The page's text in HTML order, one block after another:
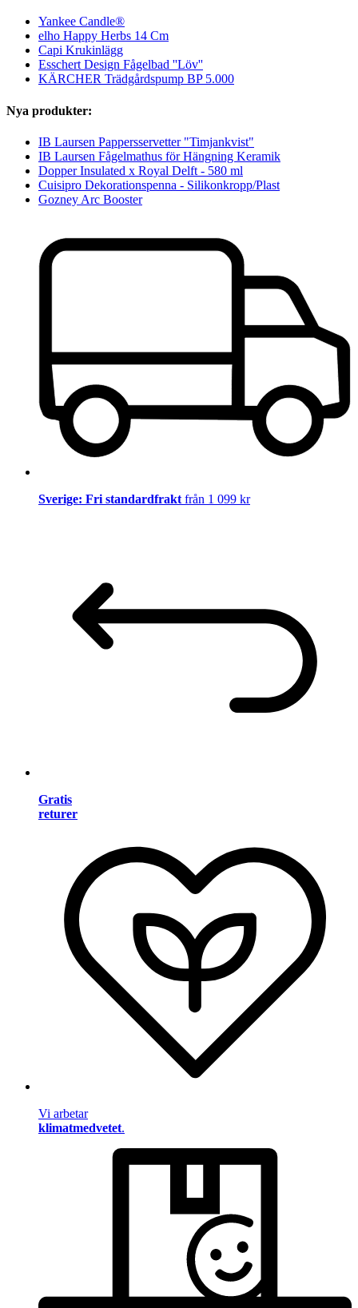
Yankee Candle®
elho Happy Herbs 14 Cm
Capi Krukinlägg
Esschert Design Fågelbad ''Löv''
KÄRCHER Trädgårdspump BP 5.000
Nya produkter:
IB Laursen Pappersservetter "Timjankvist"
IB Laursen Fågelmathus för Hängning Keramik
Dopper Insulated x Royal Delft - 580 ml
Cuisipro Dekorationspenna - Silikonkropp/Plast
Gozney Arc Booster
Sverige: Fri standardfrakt från 1 099 kr
Gratis
returer
Vi arbetar
klimatmedvetet.